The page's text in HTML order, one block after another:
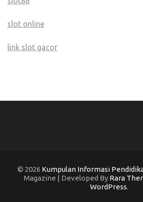
slot online
link slot gacor
© 2026 Kumpulan Informasi
Magazine | Developed By Rara
WordPress.